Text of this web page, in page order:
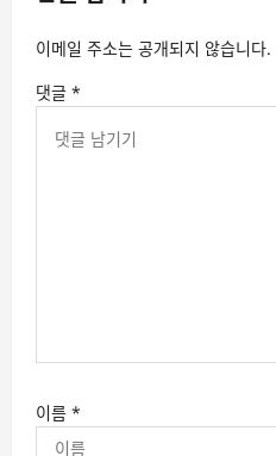
이메일 주소는 공개되지 않습니다.
댓글 *
이름 *